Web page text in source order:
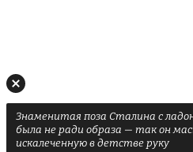
Знаменитая поза Сталина с
была не ради образа — так он
искалеченную в детстве руку